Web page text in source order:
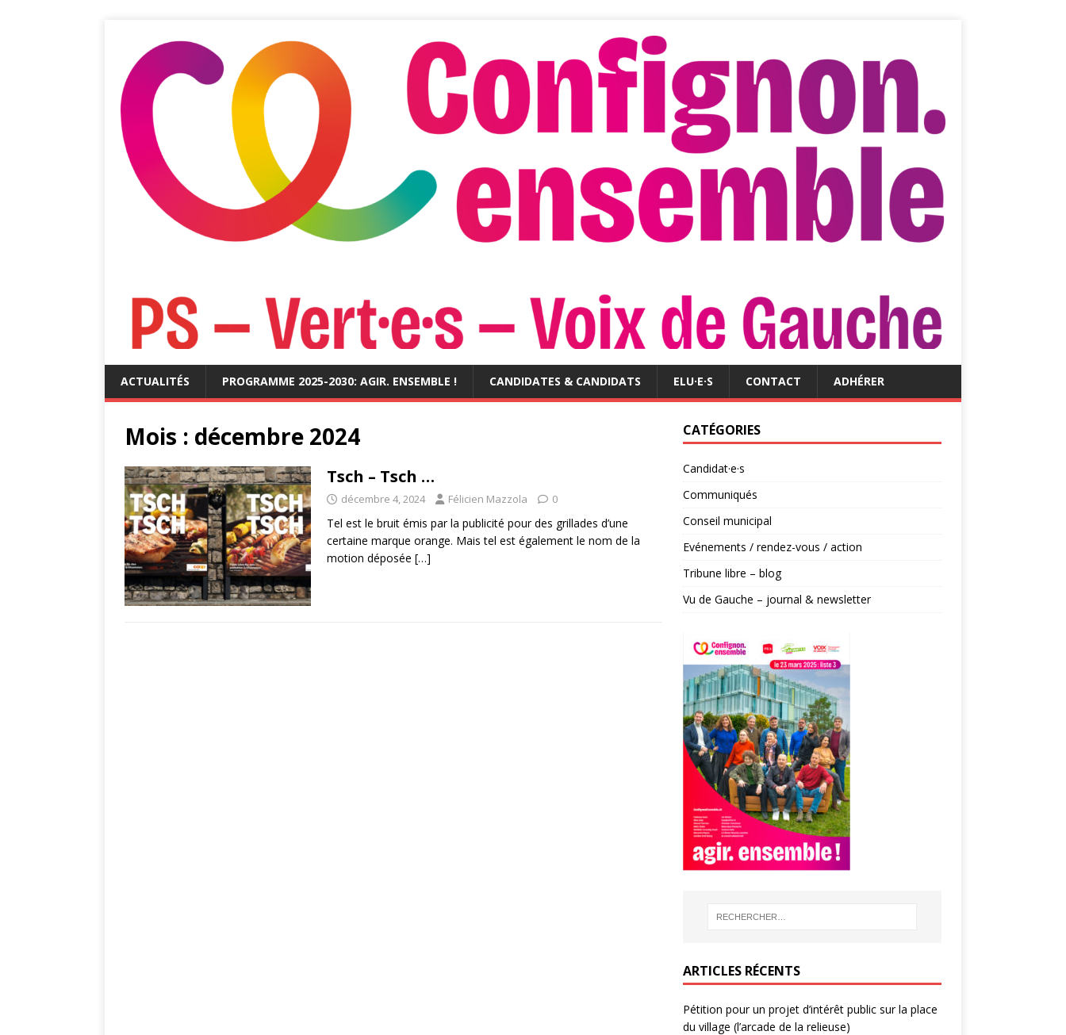
ACTUALITÉS PROGRAMME 2025-2030: AGIR. ENSEMBLE ! CANDIDATES & CANDIDATS ELU·E·S CONTACT ADHÉRER
Mois : décembre 2024
Tsch – Tsch …
décembre 4, 2024 Félicien Mazzola 0
Tel est le bruit émis par la publicité pour des grillades d’une
certaine marque orange. Mais tel est également le nom de la
motion déposée […]
CATÉGORIES
Candidat·e·s
Communiqués
Conseil municipal
Evénements / rendez-vous / action
Tribune libre – blog
Vu de Gauche – journal & newsletter
ARTICLES RÉCENTS
Pétition pour un projet d’intérêt public sur la place
du village (l’arcade de la relieuse)